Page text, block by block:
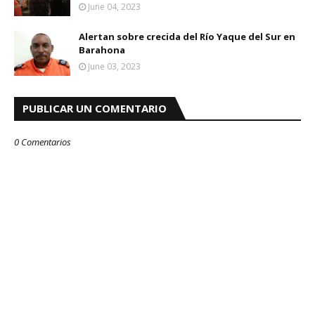
June 04, 2023
Alertan sobre crecida del Río Yaque del Sur en
Barahona
June 03, 2023
PUBLICAR UN COMENTARIO
0 Comentarios